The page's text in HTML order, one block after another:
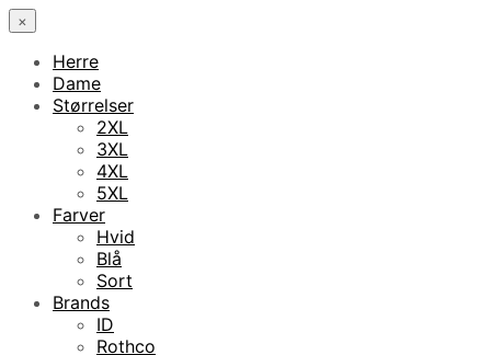
×
Herre
Dame
Størrelser
2XL
3XL
4XL
5XL
Farver
Hvid
Blå
Sort
Brands
ID
Rothco